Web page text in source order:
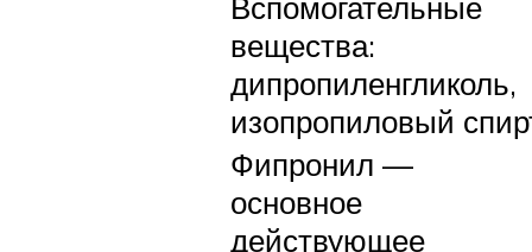
вещества:
дипропиленгликоль,
изопропиловый
Фипронил —
основное
действующее